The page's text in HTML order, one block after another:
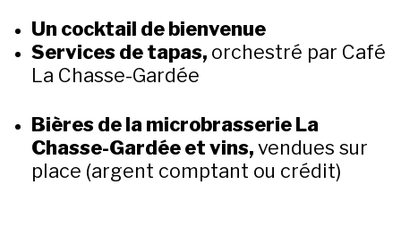
Un cocktail de bienvenue
Services de tapas, orchestré par Café
La Chasse-Gardée
Bières de la microbrasserie La
Chasse-Gardée et vins,vendues sur
place (argent comptant ou crédit)